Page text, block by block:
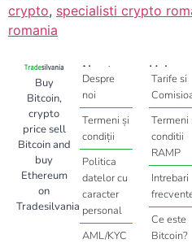
crypto, specialisti crypto
romania
Buy
Bitcoin,
crypto
price sell
Bitcoin and
buy
Ethereum
on
Tradesilvania
About
Despre
noi
Termeni și
condiții
Politica
datelor cu
caracter
personal
AML/KYC
Help
Tarife si
Termeni
conditii
RAMP
Intrebari
Ce este
Bitcoin?